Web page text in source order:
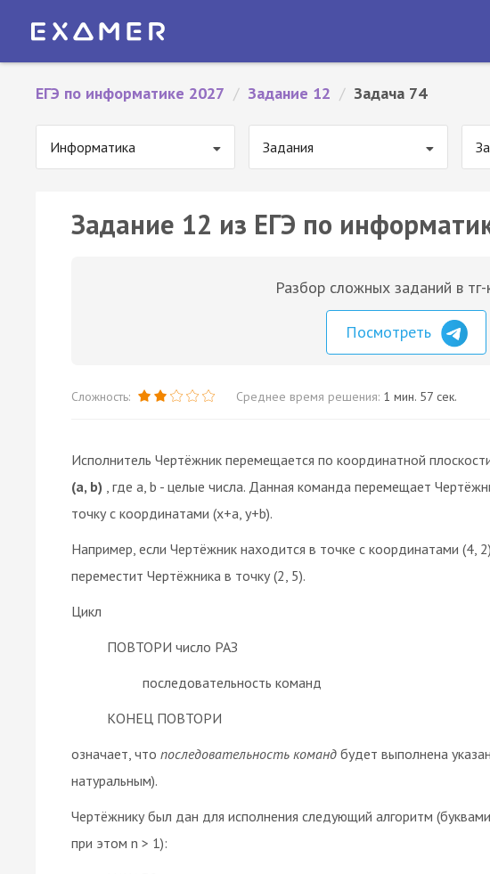
ЕГЭ по информатике 2027 / Задание 12 / Задача 74
Информатика Задания
Задание 12 из ЕГЭ по
Разбор сложных заданий в тг-
Посмотреть
Сложность: Среднее время решения: 1 мин. 57 сек.
Исполнитель Чертёжник перемещается по координатной
(a, b) , где a, b - целые числа. Данная команда перемещает
точку с координатами (x+a, y+b).
Например, если Чертёжник находится в точке с координатами (4,
переместит Чертёжника в точку (2, 5).
Цикл
ПОВТОРИ число РАЗ
последовательность команд
КОНЕЦ ПОВТОРИ
означает, что последовательность команд будет выполнена
натуральным).
Чертёжнику был дан для исполнения следующий алгоритм
при этом n > 1):